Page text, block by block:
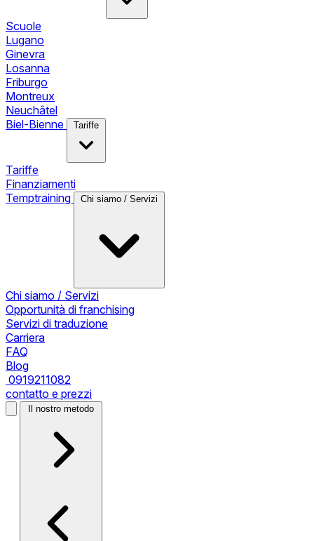
Scuole
Lugano
Ginevra
Losanna
Friburgo
Montreux
Neuchâtel
Biel-Bienne
Tariffe
Tariffe
Finanziamenti
Temptraining
Chi siamo / Servizi
Chi siamo / Servizi
Opportunità di franchising
Servizi di traduzione
Carriera
FAQ
Blog
0919211082
contatto e prezzi
Il nostro metodo